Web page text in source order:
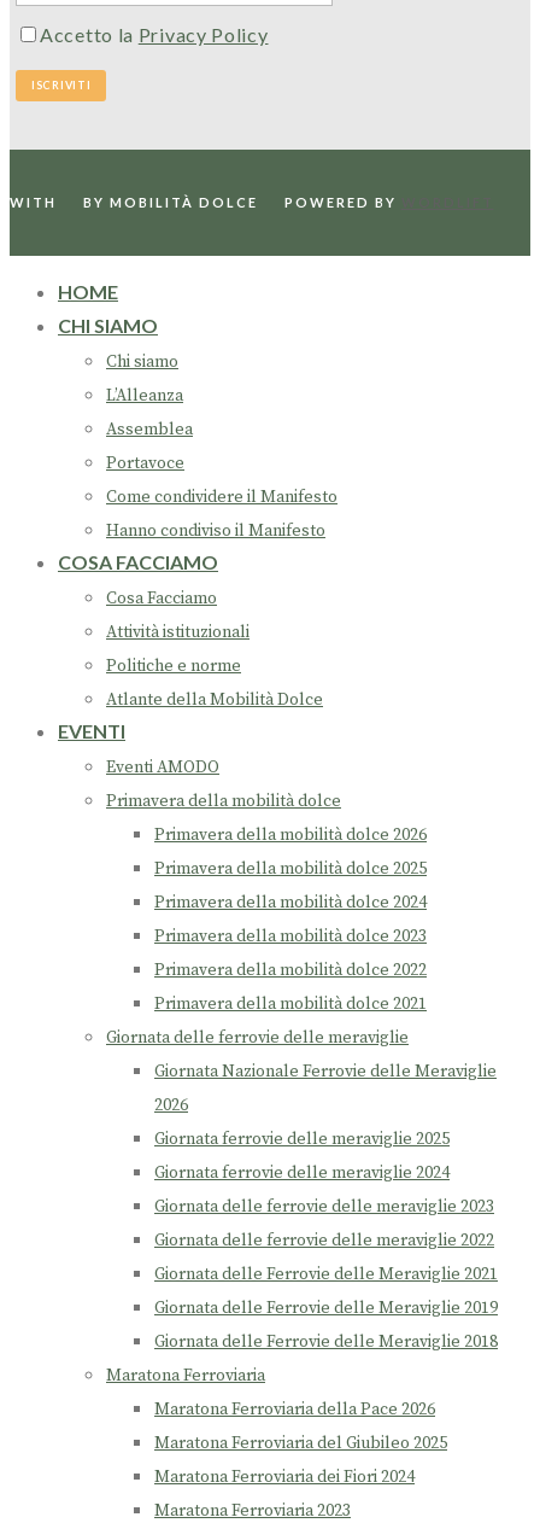
Accetto la Privacy Policy
WITH BY MOBILITÀ DOLCE POWERED BY
HOME
CHI SIAMO
Chi siamo
L’Alleanza
Assemblea
Portavoce
Come condividere il Manifesto
Hanno condiviso il Manifesto
COSA FACCIAMO
Cosa Facciamo
Attività istituzionali
Politiche e norme
Atlante della Mobilità Dolce
EVENTI
Eventi AMODO
Primavera della mobilità dolce
Primavera della mobilità dolce 2026
Primavera della mobilità dolce 2025
Primavera della mobilità dolce 2024
Primavera della mobilità dolce 2023
Primavera della mobilità dolce 2022
Primavera della mobilità dolce 2021
Giornata delle ferrovie delle meraviglie
Giornata Nazionale Ferrovie delle Meraviglie
2026
Giornata ferrovie delle meraviglie 2025
Giornata ferrovie delle meraviglie 2024
Giornata delle ferrovie delle meraviglie 2023
Giornata delle ferrovie delle meraviglie 2022
Giornata delle Ferrovie delle Meraviglie 2021
Giornata delle Ferrovie delle Meraviglie 2019
Giornata delle Ferrovie delle Meraviglie 2018
Maratona Ferroviaria
Maratona Ferroviaria della Pace 2026
Maratona Ferroviaria del Giubileo 2025
Maratona Ferroviaria dei Fiori 2024
Maratona Ferroviaria 2023